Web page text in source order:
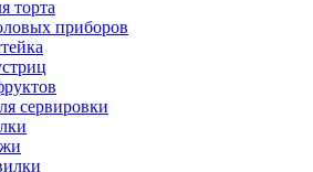
торта
приборов
сервировки